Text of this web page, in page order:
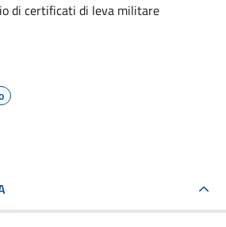
di certificati di leva militare